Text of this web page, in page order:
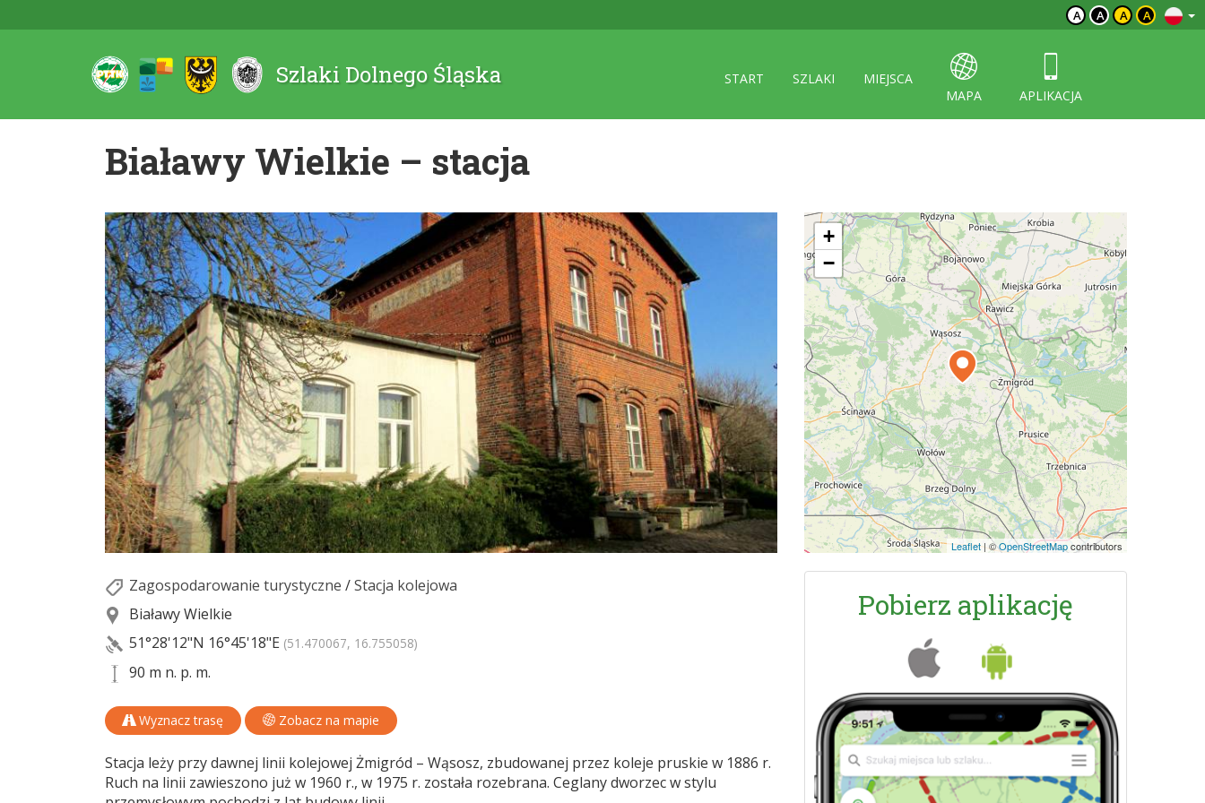
A A A A
Szlaki Dolnego Śląska START SZLAKI
MIEJSCA
MAPA
APLIKACJA
Białawy Wielkie – stacja
Zagospodarowanie turystyczne /Stacja kolejowa
Białawy Wielkie
51°28'12"N 16°45'18"E (51.470067, 16.755058)
90 m n. p. m.
Wyznacz trasę Zobacz na mapie
Stacja leży przy dawnej linii kolejowej Żmigród – Wąsosz, zbudowanej przez koleje pruskie w 1886 r.
Ruch na linii zawieszono już w 1960 r., w 1975 r. została rozebrana. Ceglany dworzec w stylu
+
−
Leaflet|©OpenStreetMapcontributors
Pobierz aplikację